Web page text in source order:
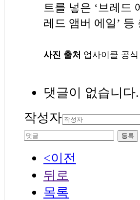
트를 넣은 ‘브레드
레드 앰버 에일’ 등
사진 출처 업사이클 공
댓글이 없습니다.
작성자
등록
<이전
뒤로
목록